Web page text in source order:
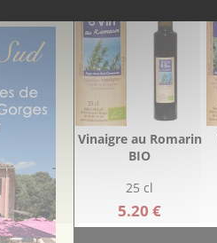
Vinaigre au Romarin
BIO
25 cl
5.20 €